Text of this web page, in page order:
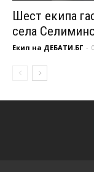
Шест екипа
села
Екип на ДЕБАТИ.БГ -